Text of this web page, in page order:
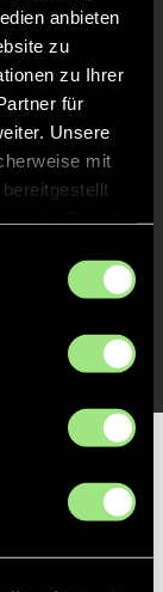
anbieten
zu
zu Ihrer
für
Unsere
mit